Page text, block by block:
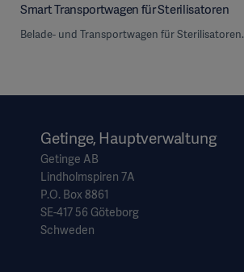
Smart Transportwagen für Sterilisatoren
Belade- und Transportwagen für Sterilisatoren.
Getinge, Hauptverwaltung
Getinge AB
Lindholmspiren 7A
P.O. Box 8861
SE-417 56 Göteborg
Schweden